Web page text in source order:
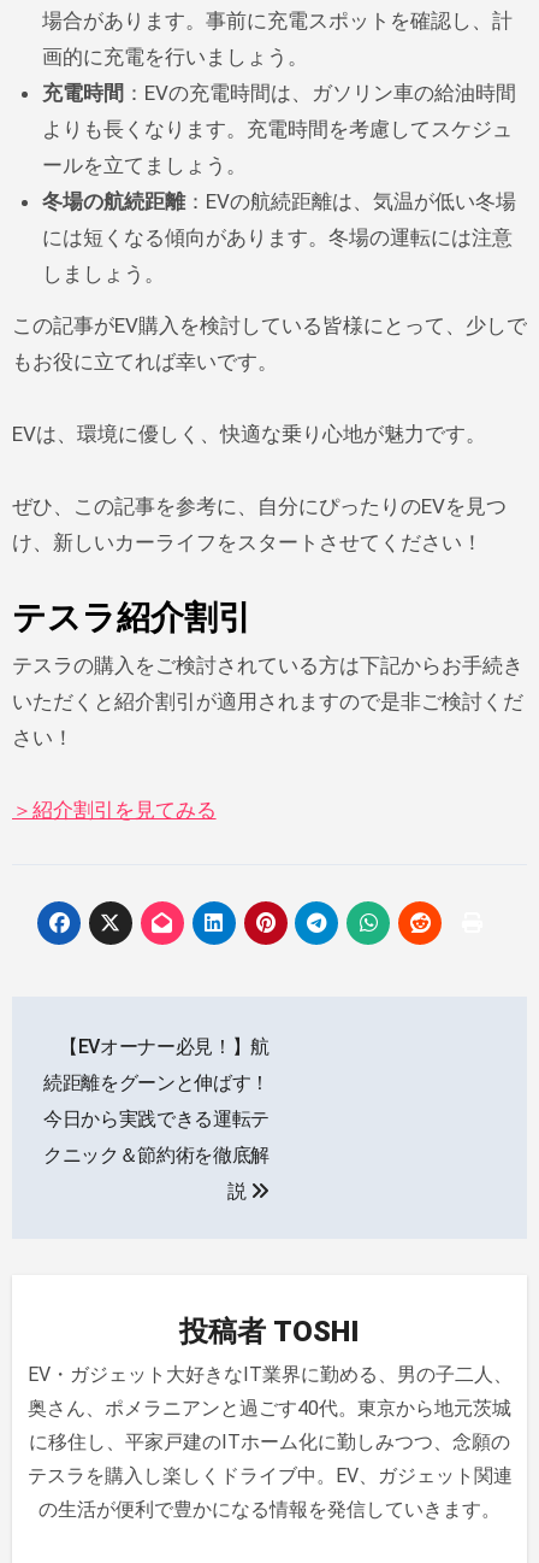
場合があります。事前に充電スポットを確認し、計
画的に充電を行いましょう。
充電時間 ：EVの充電時間は、ガソリン車の給油時間
よりも長くなります。充電時間を考慮してスケジュ
ールを立てましょう。
冬場の航続距離：EVの航続距離は、気温が低い冬場
には短くなる傾向があります。冬場の運転には注意
しましょう。
この記事がEV購入を検討している皆様にとって、少しで
もお役に立てれば幸いです。
EVは、環境に優しく、快適な乗り心地が魅力です。
ぜひ、この記事を参考に、自分にぴったりのEVを見つ
け、新しいカーライフをスタートさせてください！
テスラ紹介割引
テスラの購入をご検討されている方は下記からお手続き
いただくと紹介割引が適用されますので是非ご検討くだ
さい！
＞紹介割引を見てみる
稿
ナ
ビ
ョ
ン
【EVオーナー必見！】航
続距離をグーンと伸ばす！
今日から実践できる運転テ
クニック＆節約術を徹底解
説
投稿者 TOSHI
EV・ガジェット大好きなIT業界に勤める、男の子二人、
奥さん、ポメラニアンと過ごす40代。東京から地元茨城
に移住し、平家戸建のITホーム化に勤しみつつ、念願の
テスラを購入し楽しくドライブ中。EV、ガジェット関連
の生活が便利で豊かになる情報を発信していきます。